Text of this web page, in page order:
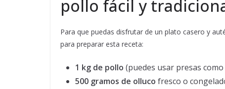
pollo fácil y
Para que puedas disfrutar de un plato casero y
para preparar esta receta:
1 kg de pollo (puedes usar presas
500 gramos de olluco fresco o